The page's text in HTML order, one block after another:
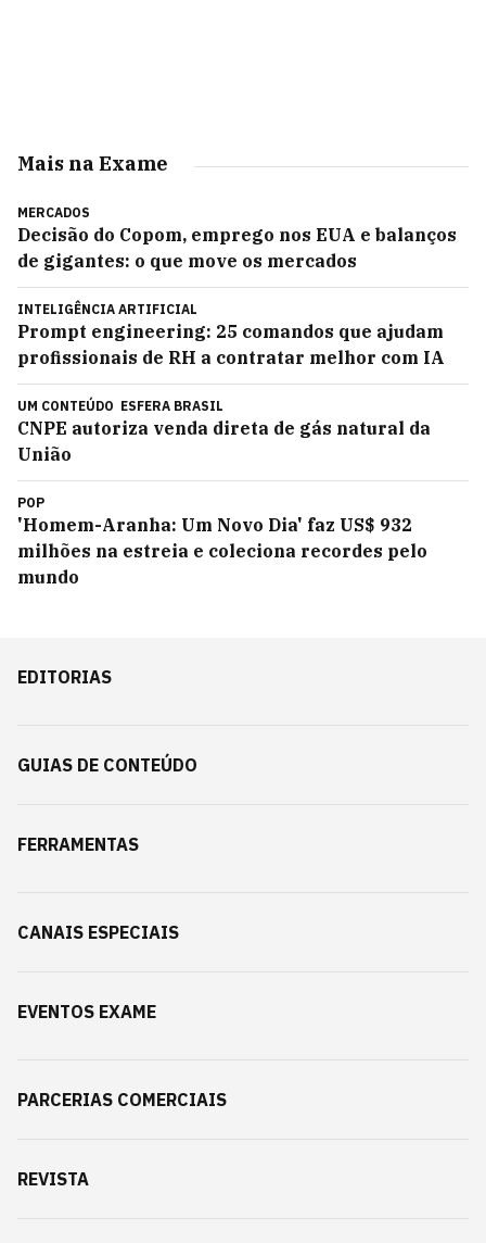
Mais na Exame
MERCADOS
Decisão do Copom, emprego nos EUA e balanços
de gigantes: o que move os mercados
INTELIGÊNCIA ARTIFICIAL
Prompt engineering: 25 comandos que ajudam
profissionais de RH a contratar melhor com IA
UM CONTEÚDO ESFERA BRASIL
CNPE autoriza venda direta de gás natural da
União
POP
'Homem-Aranha: Um Novo Dia' faz US$ 932
milhões na estreia e coleciona recordes pelo
mundo
EDITORIAS
GUIAS DE CONTEÚDO
FERRAMENTAS
CANAIS ESPECIAIS
EVENTOS EXAME
PARCERIAS COMERCIAIS
REVISTA